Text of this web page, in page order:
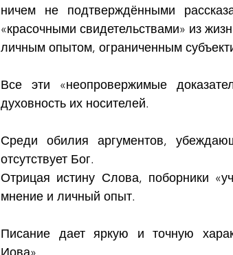
ничем не подтверждёнными
«красочными свидетельствами» из
личным опытом, ограниченным
Все эти «неопровержимые
духовность их носителей.
Среди обилия аргументов,
отсутствует Бог.
Отрицая истину Слова, поборники
мнение и личный опыт.
Писание дает яркую и точную